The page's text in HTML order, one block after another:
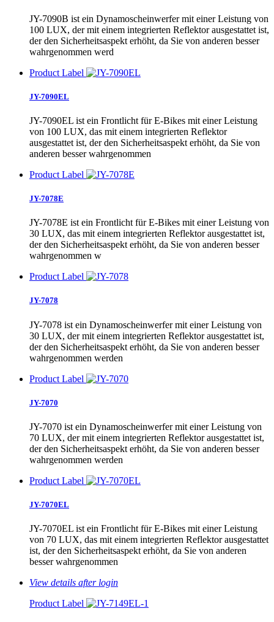
JY-7090B ist ein Dynamoscheinwerfer mit einer Leistung von
100 LUX, der mit einem integrierten Reflektor ausgestattet ist,
der den Sicherheitsaspekt erhöht, da Sie von anderen besser
wahrgenommen werd
Product Label
JY-7090EL
JY-7090EL ist ein Frontlicht für E-Bikes mit einer Leistung
von 100 LUX, das mit einem integrierten Reflektor
ausgestattet ist, der den Sicherheitsaspekt erhöht, da Sie von
anderen besser wahrgenommen
Product Label
JY-7078E
JY-7078E ist ein Frontlicht für E-Bikes mit einer Leistung von
30 LUX, das mit einem integrierten Reflektor ausgestattet ist,
der den Sicherheitsaspekt erhöht, da Sie von anderen besser
wahrgenommen w
Product Label
JY-7078
JY-7078 ist ein Dynamoscheinwerfer mit einer Leistung von
30 LUX, der mit einem integrierten Reflektor ausgestattet ist,
der den Sicherheitsaspekt erhöht, da Sie von anderen besser
wahrgenommen werden
Product Label
JY-7070
JY-7070 ist ein Dynamoscheinwerfer mit einer Leistung von
70 LUX, der mit einem integrierten Reflektor ausgestattet ist,
der den Sicherheitsaspekt erhöht, da Sie von anderen besser
wahrgenommen werden
Product Label
JY-7070EL
JY-7070EL ist ein Frontlicht für E-Bikes mit einer Leistung
von 70 LUX, das mit einem integrierten Reflektor ausgestattet
ist, der den Sicherheitsaspekt erhöht, da Sie von anderen
besser wahrgenommen
View details after login
Product Label